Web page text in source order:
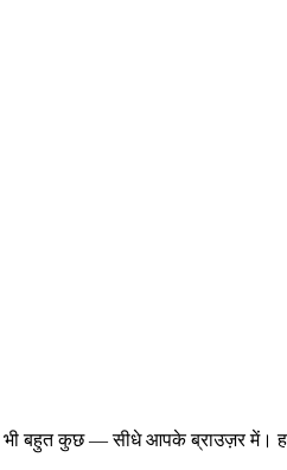
कुछ — सीधे आपके ब्राउज़र में। हम